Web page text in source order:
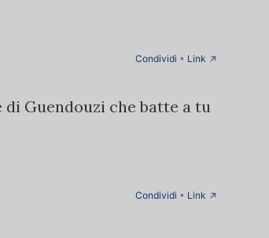
Condividi • Link→
Guendouzi che batte a tu
Condividi • Link→